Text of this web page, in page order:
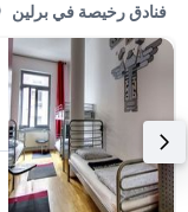
فنادق رخيصة في برلين